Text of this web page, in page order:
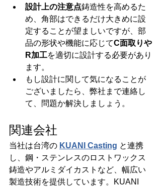
設計上の注意点鋳造性を高めるた
め、角部はできるだけ大きめに設
定することが望ましいですが、部
品の形状や機能に応じてC面取りや
R加工を適切に設計する必要があり
ます。
もし設計に関して気になることが
ございましたら、弊社まで連絡し
て、問題か解決しましょう。
関連会社
当社は台湾の KUANI Casting と連携
し、鋼・ステンレスのロストワックス
鋳造やアルミダイカストなど、幅広い
製造技術を提供しています。KUANI